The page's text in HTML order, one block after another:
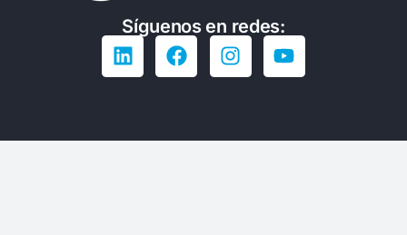
Síguenos en redes: